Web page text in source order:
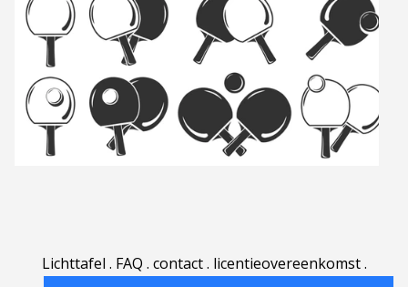
Lichttafel . FAQ . contact. licentieovereenkomst.